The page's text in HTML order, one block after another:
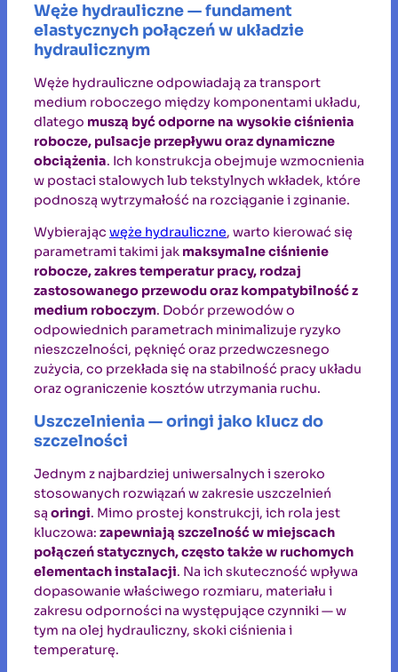
Węże hydrauliczne — fundament
elastycznych połączeń w układzie
hydraulicznym
Węże hydrauliczne odpowiadają za transport
medium roboczego między komponentami układu,
dlatego muszą być odporne na wysokie ciśnienia
robocze, pulsacje przepływu oraz dynamiczne
obciążenia. Ich konstrukcja obejmuje wzmocnienia
w postaci stalowych lub tekstylnych wkładek, które
podnoszą wytrzymałość na rozciąganie i zginanie.
Wybierając węże hydrauliczne, warto kierować się
parametrami takimi jak maksymalne ciśnienie
robocze, zakres temperatur pracy, rodzaj
zastosowanego przewodu oraz kompatybilność z
medium roboczym. Dobór przewodów o
odpowiednich parametrach minimalizuje ryzyko
nieszczelności, pęknięć oraz przedwczesnego
zużycia, co przekłada się na stabilność pracy układu
oraz ograniczenie kosztów utrzymania ruchu.
Uszczelnienia — oringi jako klucz do
szczelności
Jednym z najbardziej uniwersalnych i szeroko
stosowanych rozwiązań w zakresie uszczelnień
są oringi. Mimo prostej konstrukcji, ich rola jest
kluczowa: zapewniają szczelność w miejscach
połączeń statycznych, często także w ruchomych
elementach instalacji. Na ich skuteczność wpływa
dopasowanie właściwego rozmiaru, materiału i
zakresu odporności na występujące czynniki — w
tym na olej hydrauliczny, skoki ciśnienia i
temperaturę.